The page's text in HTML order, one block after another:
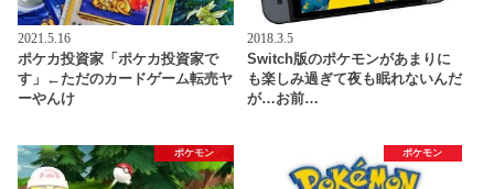
2021.5.16
ポケカ投資家「ポケカ投資家で
す」←ただのカードゲーム転売ヤ
ーやんけ
2018.3.5
Switch版のポケモンがあまりに
も楽しみ過ぎて夜も眠れないんだ
が…お前…
ポケモン ポケモン